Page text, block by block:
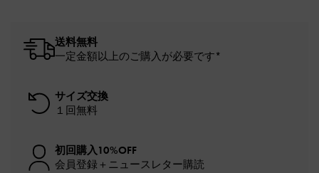
送料無料
一定金額以上のご購入が必要です*
サイズ交換
１回無料
初回購入10%OFF
会員登録＋ニュースレター購読